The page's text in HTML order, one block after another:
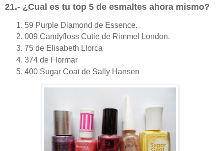
21.- ¿Cual es tu top 5 de esmaltes ahora mismo?
59 Purple Diamond de Essence.
009 Candyfloss Cutie de Rimmel London.
75 de Elisabeth Llorca
374 de Flormar
400 Sugar Coat de Sally Hansen